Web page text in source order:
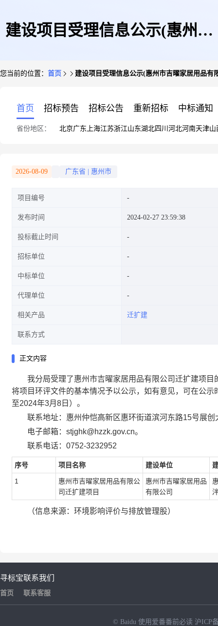
建设项目受理信息公示(惠州市
您当前的位置： 首页 建设项目受理信息公示(惠州市吉曜家居用品有
首页 招标预告 招标公告 重新招标 中标通知
省份地区： 北京广东 上海江苏浙江山东湖北四川 河北河南天津山
2026-08-09 广东省 惠州市
项目编号
发布时间 2024-02-27 23:59:38
投标截止时间
招标单位
中标单位
代理单位
相关产品 迁扩建
联系方式
正文内容
我分局受理了惠州市吉曜家居用品有限公司迁扩建项目
将项目环评文件的基本情况予以公示，如有意见，可在公
至2024年3月8日）。
联系地址：惠州仲恺高新区惠环街道滨河东路15号展创
电子邮箱：stjghk@hzzk.gov.cn。
联系电话：0752-3232952
序号 项目名称 建设单位
1
惠州市吉曜家居用品有限公
司迁扩建项目
惠州市吉曜家居用品
有限公司
（信息来源：环境影响评价与排放管理股）
寻标宝
首页
联系我们
联系客服
© Baidu 使用爱番番前必读 沪ICP